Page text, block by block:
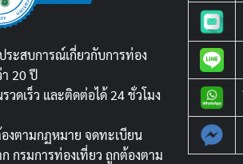
ะสบการณ์เกี่ยวกับการท่อง
20 ปี
วดเร็ว และติดต่อได้ 24 ชั่วโมง
งตามกฏหมาย จดทะเบียน
กรมการท่องเที่ยว ถูกต้องตาม